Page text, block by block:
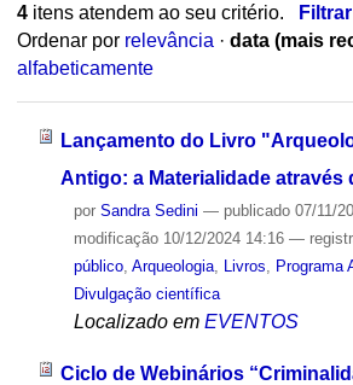
4itens atendem ao seu critério.
Ordenar por relevância · data (mais
alfabeticamente
Lançamento do Livro
Antigo: a Materialidade através
por Sandra Sedini — publicado07/11/
modificação10/12/2024 14:16 —
público, Arqueologia, Livros Programa
Divulgação científica
Localizado em EVENTOS
Ciclo de Webinários